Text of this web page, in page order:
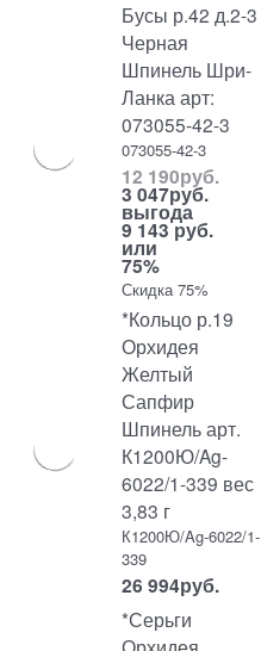
Бусы р.42 д.2-3
Черная
Шпинель Шри-
Ланка арт:
073055-42-3
073055-42-3
12 190руб.
3 047руб.
выгода
9 143 руб.
или
75%
Скидка 75%
*Кольцо р.19
Орхидея
Желтый
Сапфир
Шпинель арт.
К1200Ю/Ag-
6022/1-339 вес
3,83 г
К1200Ю/Ag-6022/1-
339
26 994руб.
*Серьги